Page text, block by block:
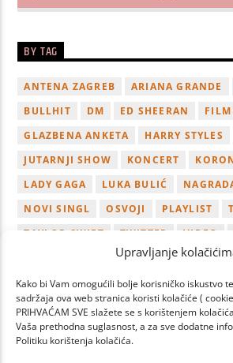
Upravljanje
Kako bi Vam omogućili bolje korisničko iskustvo
sadržaja ova web stranica koristi kolačiće (
PRIHVAĆAM SVE slažete se s korištenjem
Vaša prethodna suglasnost, a za sve dodatne
Politiku korištenja kolačića.
BY TAG
ANTENA ZAGREB ARIANA GRANDE
BULLHIT
DM ED SHEERAN
FILM
GLAZBENA ANKETA
HARRY STYLES
JUTARNJI SHOW
KONCERT
LADY GAGA
LUKA BULIĆ
NOVI SINGL
OSVOJI PLAYLIST
TAYLOR SWIFT
TWITTER VIDEO